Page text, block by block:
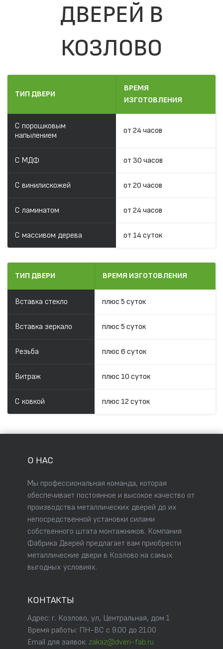
ДВЕРЕЙ В
КОЗЛОВО
ТИП ДВЕРИ
ВРЕМЯ
ИЗГОТОВЛЕНИЯ
С порошковым
напылением
от 24 часов
С МДФ от 30 часов
С винилискожей от 20 часов
С ламинатом от 24 часов
С массивом дерева от 14 суток
ТИП ДВЕРИ ВРЕМЯ ИЗГОТОВЛЕНИЯ
Вставка стекло плюс 5 суток
Вставка зеркало плюс 5 суток
Резьба плюс 6 суток
Витраж плюс 10 суток
С ковкой плюс 12 суток
О НАС
Мы профессиональная команда, которая
обеспечивает постоянное и высокое качество от
производства металлических дверей до их
непосредственной установки силами
собственного штата монтажников. Компания
Фабрика Дверей предлагает вам приобрести
металлические двери в Козлово на самых
выгодных условиях.
КОНТАКТЫ
Адрес: г. Козлово, ул, Центральная, дом 1
Время работы: ПН-ВС с 9.00 до 21.00
Email для заявок: zakaz@dveri-fab.ru